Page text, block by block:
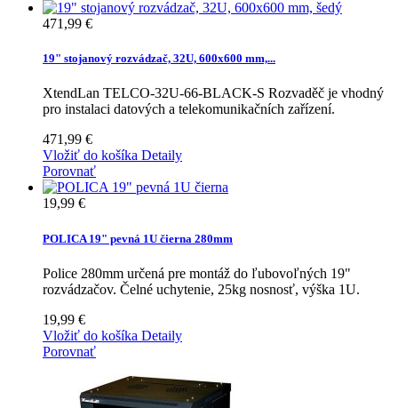
471,99 €
19" stojanový rozvádzač, 32U, 600x600 mm,...
XtendLan TELCO-32U-66-BLACK-S Rozvaděč je vhodný
pro instalaci datových a telekomunikačních zařízení.
471,99 €
Vložiť do košíka Detaily
Porovnať
19,99 €
POLICA 19" pevná 1U čierna 280mm
Police 280mm určená pre montáž do ľubovoľných 19"
rozvádzačov. Čelné uchytenie, 25kg nosnosť, výška 1U.
19,99 €
Vložiť do košíka Detaily
Porovnať